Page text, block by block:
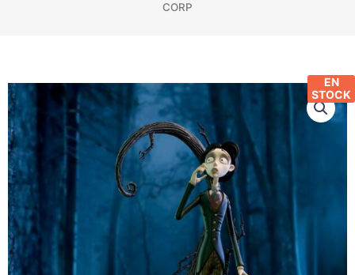
CORP
EN
STOCK